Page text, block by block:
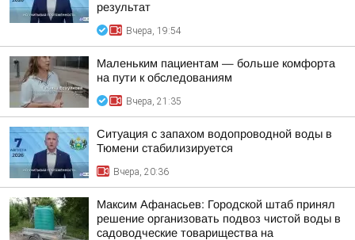
результат
Вчера, 19:54
Маленьким пациентам — больше комфорта
на пути к обследованиям
Вчера, 21:35
Ситуация с запахом водопроводной воды в
Тюмени стабилизируется
Вчера, 20:36
Максим Афанасьев: Городской штаб принял
решение организовать подвоз чистой воды в
садоводческие товарищества на